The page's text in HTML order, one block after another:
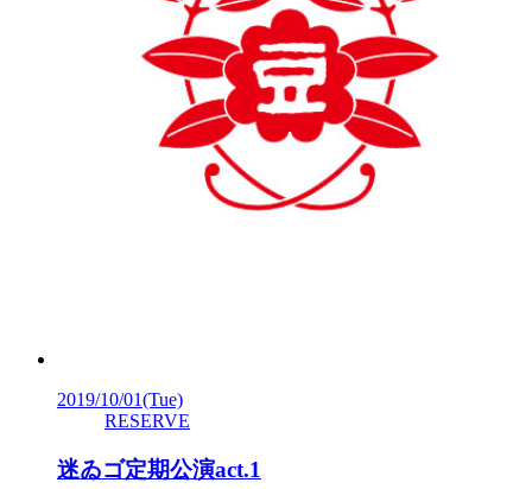
2019/10/01(Tue)
RESERVE
迷ゐゴ定期公演act.1